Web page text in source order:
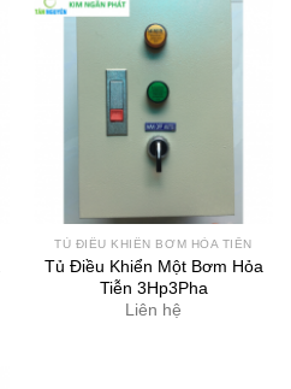
TỦ ĐIỀU KHIỂN BƠM HỎA TIỄN
Tủ Điều Khiển Một Bơm Hỏa
Tiễn 3Hp3Pha
Liên hệ